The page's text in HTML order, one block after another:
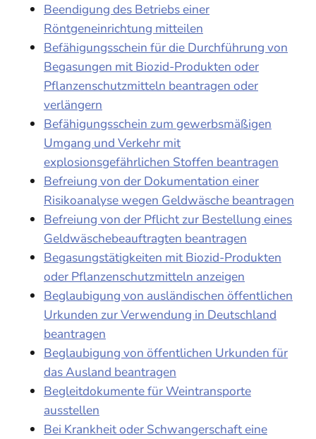
Beendigung des Betriebs einer
Röntgeneinrichtung mitteilen
Befähigungsschein für die Durchführung von
Begasungen mit Biozid-Produkten oder
Pflanzenschutzmitteln beantragen oder
verlängern
Befähigungsschein zum gewerbsmäßigen
Umgang und Verkehr mit
explosionsgefährlichen Stoffen beantragen
Befreiung von der Dokumentation einer
Risikoanalyse wegen Geldwäsche beantragen
Befreiung von der Pflicht zur Bestellung eines
Geldwäschebeauftragten beantragen
Begasungstätigkeiten mit Biozid-Produkten
oder Pflanzenschutzmitteln anzeigen
Beglaubigung von ausländischen öffentlichen
Urkunden zur Verwendung in Deutschland
beantragen
Beglaubigung von öffentlichen Urkunden für
das Ausland beantragen
Begleitdokumente für Weintransporte
ausstellen
Bei Krankheit oder Schwangerschaft eine